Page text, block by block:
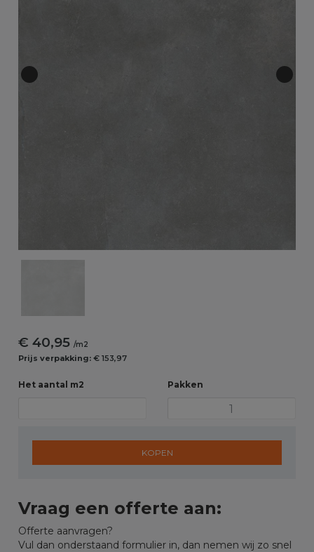
€ 40,95/m2
Prijs verpakking: € 153,97
Het aantal m2 Pakken
KOPEN
Vraag een offerte aan:
Offerte aanvragen?
Vul dan onderstaand formulier in, dan nemen wij zo snel